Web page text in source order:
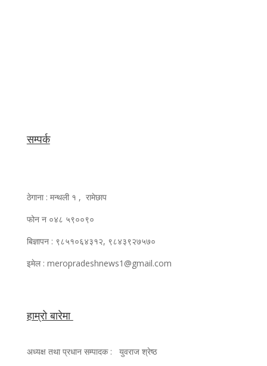
सम्पर्क
ठेगाना : मन्थली १ , रामेछाप
फोन न ०४८ ५९००९०
बिज्ञापन : ९८५१०६४३१२, ९८४३९२७५७०
इमेल : meropradeshnews1@gmail.com
हाम्रो बारेमा
अध्यक्ष तथा प्रधान सम्पादक : युवराज श्रेष्ठ